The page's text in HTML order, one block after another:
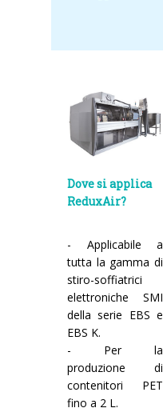
Dove si applica
ReduxAir?
- Applicabile a
tutta la gamma di
stiro-soffiatrici
elettroniche SMI
della serie EBS e
EBS K.
- Per la
produzione di
contenitori PET
fino a 2 L.